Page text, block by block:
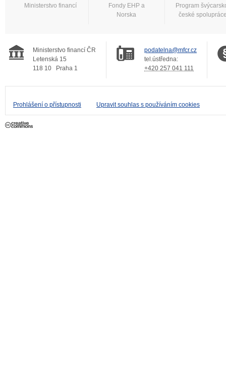
Ministerstvo financí
Fondy EHP a
Norska
Program
české
Ministerstvo financí ČR
Letenská 15
118 10
Praha 1
podatelna@mfcr.cz
tel.ústředna:
+420 257 041 111
Prohlášení o přístupnosti Upravit souhlas s používáním cookies